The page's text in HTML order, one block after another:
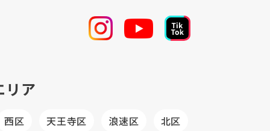
リア
西区 天王寺区 浪速区 北区